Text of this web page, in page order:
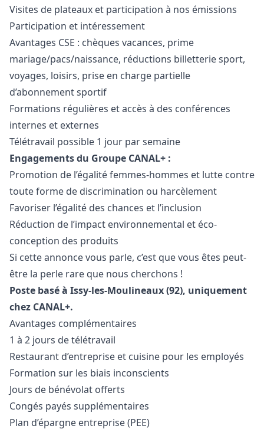
Visites de plateaux et participation à nos émissions
Participation et intéressement
Avantages CSE : chèques vacances, prime
mariage/pacs/naissance, réductions billetterie sport,
voyages, loisirs, prise en charge partielle
d’abonnement sportif
Formations régulières et accès à des conférences
internes et externes
Télétravail possible 1 jour par semaine
Engagements du Groupe CANAL+ :
Promotion de l’égalité femmes-hommes et lutte contre
toute forme de discrimination ou harcèlement
Favoriser l’égalité des chances et l’inclusion
Réduction de l’impact environnemental et éco-
conception des produits
Si cette annonce vous parle, c’est que vous êtes peut-
être la perle rare que nous cherchons !
Poste basé à Issy-les-Moulineaux (92), uniquement
chez CANAL+.
Avantages complémentaires
1 à 2 jours de télétravail
Restaurant d’entreprise et cuisine pour les employés
Formation sur les biais inconscients
Jours de bénévolat offerts
Congés payés supplémentaires
Plan d’épargne entreprise (PEE)